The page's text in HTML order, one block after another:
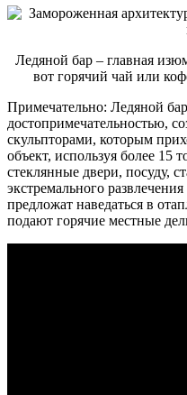
Ледяной бар – главная
вот горячий чай или
Примечательно: Ледяной бар
достопримечательностью,
скульпторами, которым
объект, используя более 15
стеклянные двери, посуду,
экстремального
предложат наведаться в
подают горячие местные